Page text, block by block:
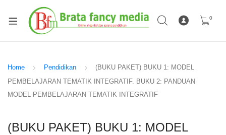
0
Home Pendidikan
(BUKU PAKET) BUKU 1: MODEL
PEMBELAJARAN TEMATIK INTEGRATIF. BUKU 2: PANDUAN
MODEL PEMBELAJARAN TEMATIK INTEGRATIF
(BUKU PAKET) BUKU 1: MODEL